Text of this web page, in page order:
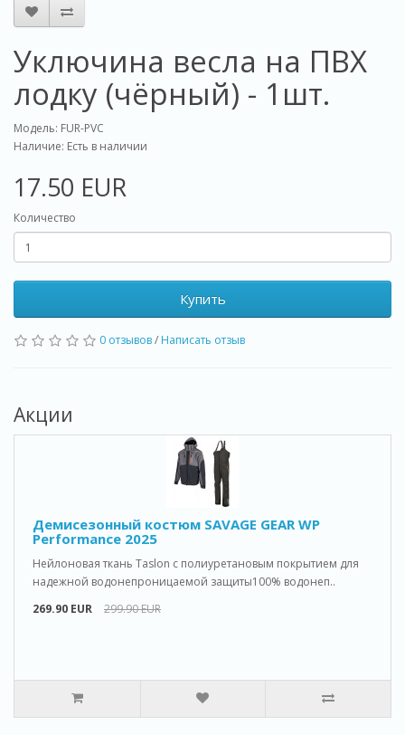
Уключина весла на ПВХ
лодку (чёрный) - 1шт.
Модель: FUR-PVC
Наличие: Есть в наличии
17.50 EUR
Количество
Купить
0 отзывов/ Написать отзыв
Акции
Демисезонный костюм SAVAGE GEAR WP
Performance 2025
Нейлоновая ткань Taslon с полиуретановым покрытием для
надежной водонепроницаемой защиты100% водонеп..
269.90 EUR
299.90 EUR